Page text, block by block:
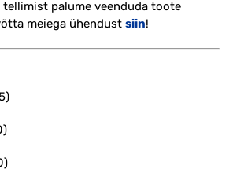
tellimist palume veenduda toote
meiega ühendust siin!